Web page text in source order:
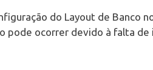
do Layout de Banco
pode ocorrer devido à falta